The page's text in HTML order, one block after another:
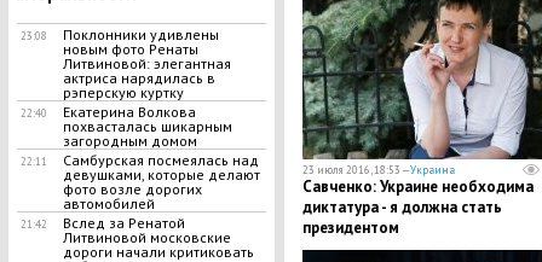
23:08
Поклонники удивлены
новым фото Ренаты
Литвиновой: элегантная
актриса нарядилась в
рэперскую куртку
22:40
Екатерина Волкова
похвасталась шикарным
загородным домом
22:11
Самбурская посмеялась над
девушками, которые делают
фото возле дорогих
автомобилей
21:42
Вслед за Ренатой
Литвиновой московские
дороги начали критиковать
23 июля 2016, 18:53 —Украина
Савченко: Украине необходима
диктатура - я должна стать
президентом